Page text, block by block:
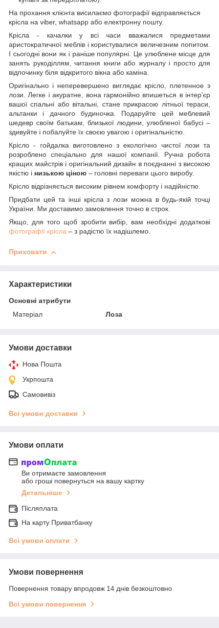
На прохання клієнта висилаємо фотографії відправляється
крісла на viber, whatsapp або електронну пошту.
Крісла - качалки у всі часи вважалися предметами
аристократичної меблів і користувалися величезним попитом.
І сьогодні вони як і раніше популярні. Це улюблене місце для
занять рукоділлям, читання книги або журналу і просто для
відпочинку біля відкритого вікна або каміна.
Оригінально і неперевершено виглядає крісло, плетенное з
лози. Легке і акуратне, вона гармонійно впишеться в інтер'єр
вашої спальні або вітальні, стане прикрасою літньої тераси,
альтанки і дачного будиночка. Подаруйте цей меблевий
шедевр своїм батькам, близької людини, улюбленої бабусі –
здивуйте і побалуйте їх своєю увагою і оригінальністю.
Крісло - гойдалка виготовлено з екологічно чистої лози та
розроблено спеціально для нашої компанії. Ручна робота
кращих майстрів і оригінальний дизайн в поєднанні з високою
якістю і низькою ціною – головні переваги цього виробу.
Крісло відрізняється високим рівнем комфорту і надійністю.
Придбати цей та інші крісла з лози можна в будь-якій точці
України. Ми доставимо замовлення точно в строк.
Якщо, для того щоб зробити вибір, вам необхідні додаткові
фотографії крісла – з радістю їх надішлемо.
Приховати
Характеристики
Основні атрибути
Матеріал
Лоза
Умови доставки
Нова Пошта
Укрпошта
Самовивіз
Всі умови доставки
Умови оплати
Ви отримаєте замовлення
або гроші повернуться на вашу картку
Детальніше
Післяплата
На карту Приватбанку
Всі умови оплати
Умови повернення
Повернення товару впродовж 14 днів безкоштовно
Всі умови повернення